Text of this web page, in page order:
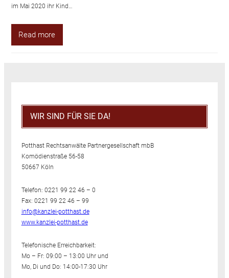
im Mai 2020 ihr Kind…
Read more
WIR SIND FÜR SIE DA!
Potthast Rechtsanwälte Partnergesellschaft mbB
Komödienstraße 56-58
50667 Köln
Telefon: 0221 99 22 46 – 0
Fax: 0221 99 22 46 – 99
info@kanzlei-potthast.de
www.kanzlei-potthast.de
Telefonische Erreichbarkeit:
Mo – Fr: 09:00 – 13:00 Uhr und
Mo, Di und Do: 14:00-17:30 Uhr